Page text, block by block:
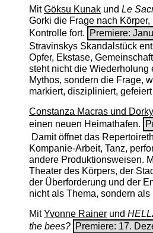
MitGöksu Kunakund Le
Gorki die Frage nach
Kontrolle fort.
Premiere:
Stravinskys Skandalstück
Opfer, Ekstase,
steht nicht die Wiederholung
Mythos, sondern die Frage,
markiert, diszipliniert,
Constanza Macras und
einen neuen Heimathafen.
Damit öffnet das
Kompanie-Arbeit, Tanz,
andere Produktionsweisen.
Theater des Körpers, der
der Überforderung und der
nicht als Thema, sondern
MitYvonne Rainerund
the bees? Premiere: 17.